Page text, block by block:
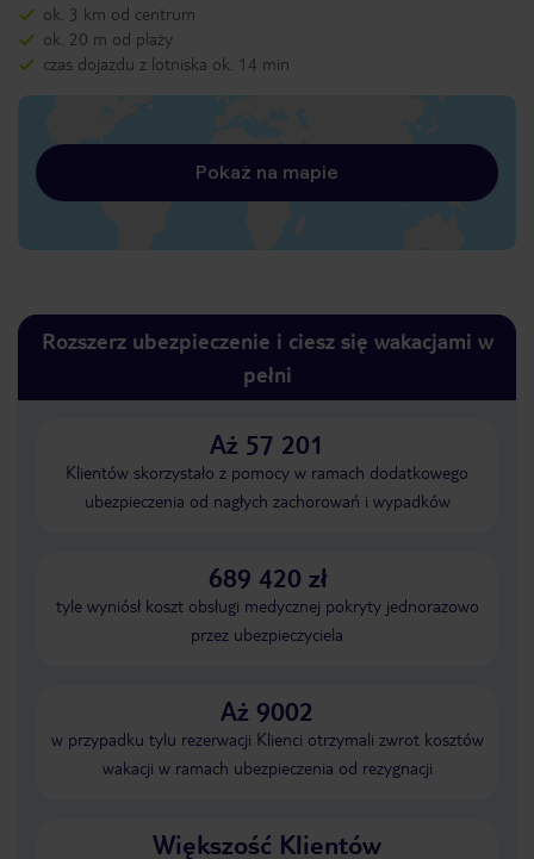
ok. 3 km od centrum
ok. 20 m od plaży
czas dojazdu z lotniska ok. 14 min
Pokaż na mapie
Rozszerz ubezpieczenie i ciesz się wakacjami w
pełni
Aż 57 201
Klientów skorzystało z pomocy w ramach dodatkowego
ubezpieczenia od nagłych zachorowań i wypadków
689 420 zł
tyle wyniósł koszt obsługi medycznej pokryty jednorazowo
przez ubezpieczyciela
Aż 9002
w przypadku tylu rezerwacji Klienci otrzymali zwrot kosztów
wakacji w ramach ubezpieczenia od rezygnacji
Większość Klientów